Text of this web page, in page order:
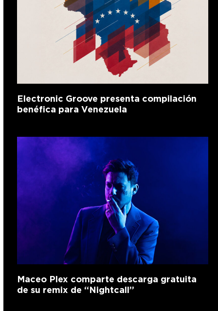
Electronic Groove presenta compilación
benéfica para Venezuela
Maceo Plex comparte descarga gratuita
de su remix de “Nightcall”